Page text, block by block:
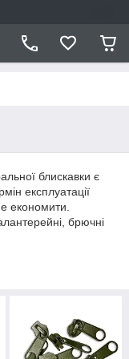
блискавки є
експлуатації
економити.
брючні
знизити